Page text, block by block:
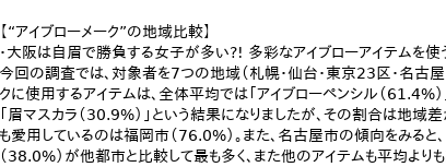
【“アイブローメーク”の地域比較】
・大阪は自眉で勝負する女子が多い?! 多彩なアイブローアイテムを使
今回の調査では、対象者を7つの地域（札幌・仙台・東京23区・名古屋
クに使用するアイテムは、全体平均では「アイブローペンシル（61.4%）
「眉マスカラ（30.9%）」という結果になりましたが、その割合は地域
も愛用しているのは福岡市（76.0%）。また、名古屋市の傾向をみると、
（38.0%）が他都市と比較して最も多く、また他のアイテムも平均より